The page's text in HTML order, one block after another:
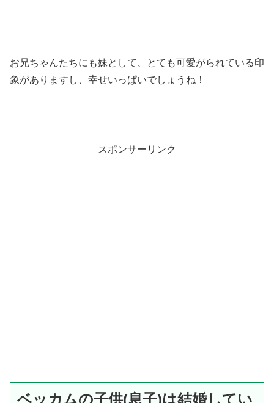
お兄ちゃんたちにも妹として、とても可愛がられている印
象がありますし、幸せいっぱいでしょうね！
スポンサーリンク
ベッカムの子供(息子)は結婚してい